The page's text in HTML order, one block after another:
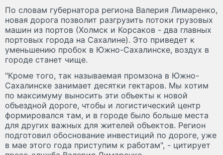
По словам губернатора региона Валерия Лимаренко,
новая дорога позволит разгрузить потоки грузовых
машин из портов (Холмск и Корсаков - два главных
портовых города на Сахалине). Это приведет к
уменьшению пробок в Южно-Сахалинске, воздух в
городе станет чище.
"Кроме того, так называемая промзона в Южно-
Сахалинске занимает десятки гектаров. Мы хотим
по максимуму выносить эти объекты к новой
объездной дороге, чтобы и логистический центр
формировался там, и в городе было больше места
для других важных для жителей объектов. Регион
подготовил обоснование инвестиций по дороге, уже
в мае этого года приступим к работам", - цитирует